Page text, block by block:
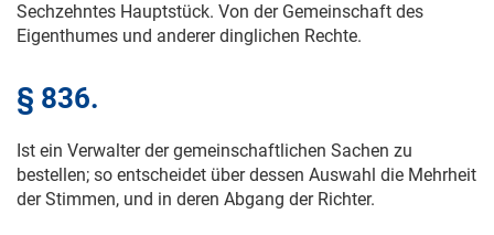
Sechzehntes Hauptstück. Von der Gemeinschaft des
Eigenthumes und anderer dinglichen Rechte.
§ 836.
Ist ein Verwalter der gemeinschaftlichen Sachen zu
bestellen; so entscheidet über dessen Auswahl die Mehrheit
der Stimmen, und in deren Abgang der Richter.